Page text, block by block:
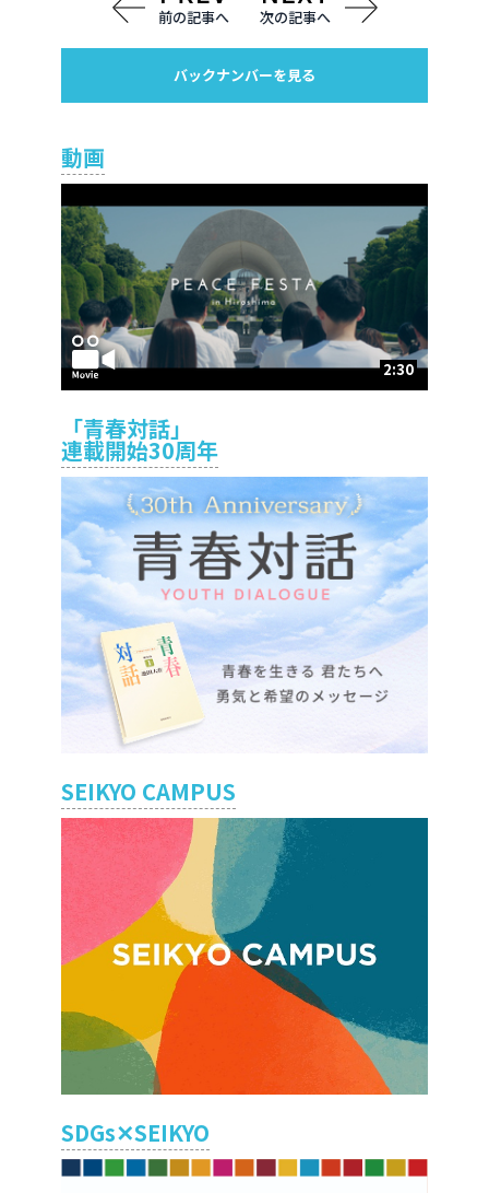
前の記事へ 次の記事へ
バックナンバーを見る
動画
2:30
「青春対話」
連載開始30周年
SEIKYO CAMPUS
SDGs✕SEIKYO